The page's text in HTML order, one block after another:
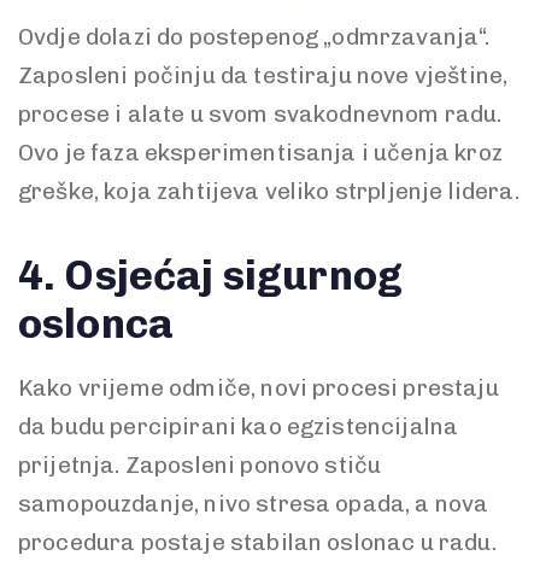
Ovdje dolazi do postepenog „odmrzavanja“.
Zaposleni počinju da testiraju nove vještine,
procese i alate u svom svakodnevnom radu.
Ovo je faza eksperimentisanja i učenja kroz
greške, koja zahtijeva veliko strpljenje lidera.
4. Osjećaj sigurnog
oslonca
Kako vrijeme odmiče, novi procesi prestaju
da budu percipirani kao egzistencijalna
prijetnja. Zaposleni ponovo stiču
samopouzdanje, nivo stresa opada, a nova
procedura postaje stabilan oslonac u radu.